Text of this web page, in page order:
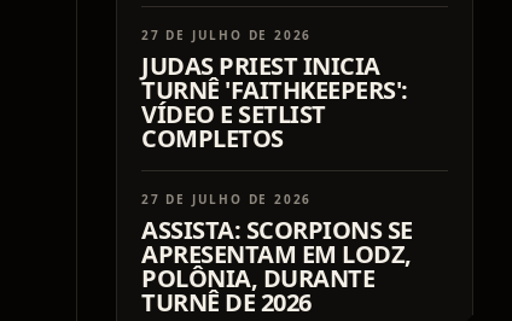
27 DE JULHO DE 2026
JUDAS PRIEST INICIA
TURNÊ 'FAITHKEEPERS':
VÍDEO E SETLIST
COMPLETOS
27 DE JULHO DE 2026
ASSISTA: SCORPIONS SE
APRESENTAM EM LODZ,
POLÔNIA, DURANTE
TURNÊ DE 2026